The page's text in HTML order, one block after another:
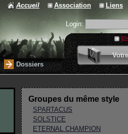
Accueil Association Liens
Login:
0
Dossiers
Groupes du même style
SPARTACUS
SOLSTICE
ETERNAL CHAMPION